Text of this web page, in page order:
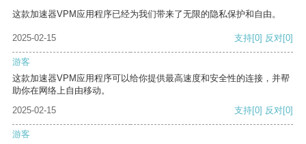
这款加速器VPM应用程序已经为我们带来了无限的隐私保护和自由。
2025-02-15 支持[0] 反对[0]
游客
这款加速器VPM应用程序可以给你提供最高速度和安全性的连接，并帮
助你在网络上自由移动。
2025-02-15
支持[0] 反对[0]
游客